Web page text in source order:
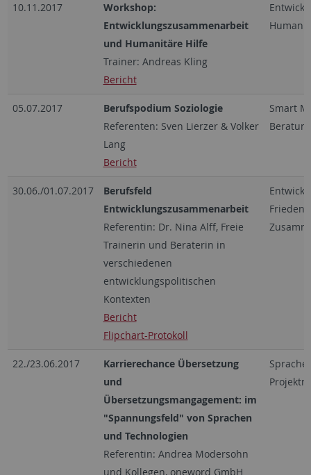
10.11.2017
Workshop:
Entwicklungszusammenarbeit
und Humanitäre Hilfe
Trainer: Andreas Kling
Bericht
05.07.2017
Berufspodium Soziologie
Referenten: Sven Lierzer & Volker
Lang
Bericht
Smart
30.06./01.07.2017
Berufsfeld
Entwicklungszusammenarbeit
Referentin: Dr. Nina Alff, Freie
Trainerin und Beraterin in
verschiedenen
entwicklungspolitischen
Kontexten
Bericht
Flipchart-Protokoll
22./23.06.2017
Karrierechance Übersetzung
und
Übersetzungsmangagement: im
"Spannungsfeld" von Sprachen
und Technologien
Referentin: Andrea Modersohn
und Kollegen, oneword GmbH